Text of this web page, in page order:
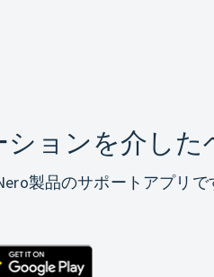
ョンを介した
製品のサポートアプリで